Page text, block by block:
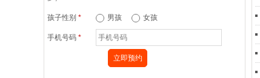
孩子性别 * 男孩 女孩
手机号码 *